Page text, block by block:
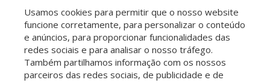
Usamos cookies para permitir que o nosso website
funcione corretamente, para personalizar o conteúdo
e anúncios, para proporcionar funcionalidades das
redes sociais e para analisar o nosso tráfego.
Também partilhamos informação com os nossos
parceiros das redes sociais, de publicidade e de